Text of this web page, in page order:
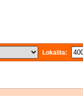
Lokalita: